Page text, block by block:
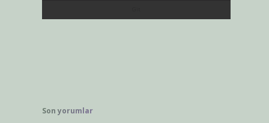
Son yorumlar